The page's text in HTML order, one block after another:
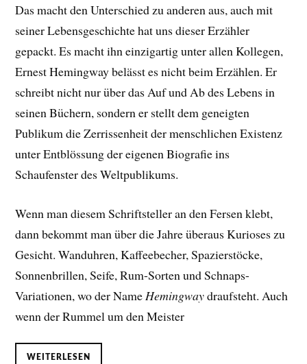
Das macht den Unterschied zu anderen aus, auch mit
seiner Lebensgeschichte hat uns dieser Erzähler
gepackt. Es macht ihn einzigartig unter allen Kollegen,
Ernest Hemingway belässt es nicht beim Erzählen. Er
schreibt nicht nur über das Auf und Ab des Lebens in
seinen Büchern, sondern er stellt dem geneigten
Publikum die Zerrissenheit der menschlichen Existenz
unter Entblössung der eigenen Biografie ins
Schaufenster des Weltpublikums.
Wenn man diesem Schriftsteller an den Fersen klebt,
dann bekommt man über die Jahre überaus Kurioses zu
Gesicht. Wanduhren, Kaffeebecher, Spazierstöcke,
Sonnenbrillen, Seife, Rum-Sorten und Schnaps-
Variationen, wo der NameHemingwaydraufsteht. Auch
wenn der Rummel um den Meister
WEITERLESEN